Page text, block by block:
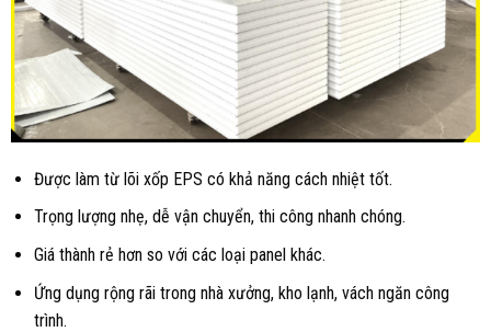
Được làm từ lõi xốp EPS có khả năng cách nhiệt tốt.
Trọng lượng nhẹ, dễ vận chuyển, thi công nhanh chóng.
Giá thành rẻ hơn so với các loại panel khác.
Ứng dụng rộng rãi trong nhà xưởng, kho lạnh, vách ngăn công
trình.